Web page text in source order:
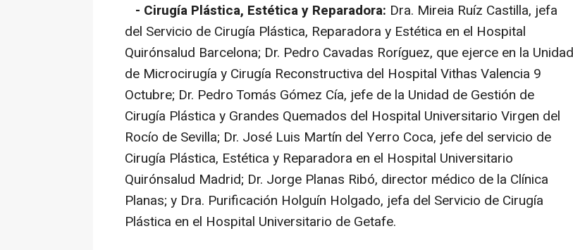
- Cirugía Plástica, Estética y Reparadora: Dra. Mireia Ruíz Castilla, jefa
del Servicio de Cirugía Plástica, Reparadora y Estética en el Hospital
Quirónsalud Barcelona; Dr. Pedro Cavadas Roríguez, que ejerce en la Unidad
de Microcirugía y Cirugía Reconstructiva del Hospital Vithas Valencia 9
Octubre; Dr. Pedro Tomás Gómez Cía, jefe de la Unidad de Gestión de
Cirugía Plástica y Grandes Quemados del Hospital Universitario Virgen del
Rocío de Sevilla; Dr. José Luis Martín del Yerro Coca, jefe del servicio de
Cirugía Plástica, Estética y Reparadora en el Hospital Universitario
Quirónsalud Madrid; Dr. Jorge Planas Ribó, director médico de la Clínica
Planas; y Dra. Purificación Holguín Holgado, jefa del Servicio de Cirugía
Plástica en el Hospital Universitario de Getafe.